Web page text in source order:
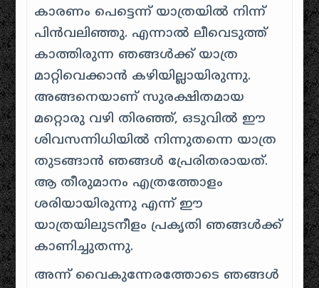
കാരണം പെട്ടെന്ന് യാത്രയിൽ നിന്ന്
പിൻവലിഞ്ഞു. എന്നാൽ ലീവെടുത്ത്
കാത്തിരുന്ന ഞങ്ങൾക്ക് യാത്ര
മാറ്റിവെക്കാൻ കഴിയില്ലായിരുന്നു.
അങ്ങനെയാണ് സുരക്ഷിതമായ
മറ്റൊരു വഴി തിരഞ്ഞ്, ഒടുവിൽ ഈ
ശിവസന്നിധിയിൽ നിന്നുതന്നെ യാത്ര
തുടങ്ങാൻ ഞങ്ങൾ പ്രേരിതരായത്.
ആ തീരുമാനം എത്രത്തോളം
ശരിയായിരുന്നു എന്ന് ഈ
യാത്രയിലുടനീളം പ്രകൃതി ഞങ്ങൾക്ക്
കാണിച്ചുതന്നു.
അന്ന് വൈകുന്നേരത്തോടെ ഞങ്ങൾ